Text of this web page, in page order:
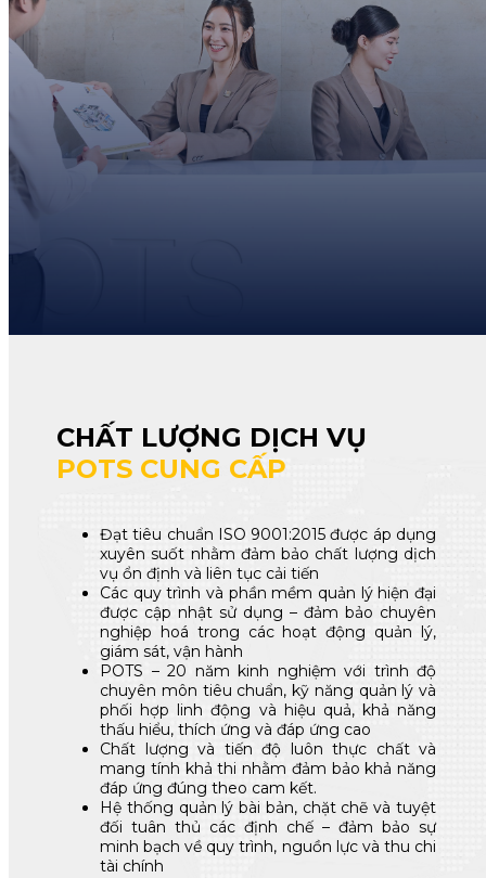
CHẤT LƯỢNG DỊCH VỤ
POTS CUNG CẤP
Đạt tiêu chuẩn ISO 9001:2015 được áp dụng
xuyên suốt nhằm đảm bảo chất lượng dịch
vụ ổn định và liên tục cải tiến
Các quy trình và phần mềm quản lý hiện đại
được cập nhật sử dụng – đảm bảo chuyên
nghiệp hoá trong các hoạt động quản lý,
giám sát, vận hành
POTS – 20 năm kinh nghiệm với trình độ
chuyên môn tiêu chuẩn, kỹ năng quản lý và
phối hợp linh động và hiệu quả, khả năng
thấu hiểu, thích ứng và đáp ứng cao
Chất lượng và tiến độ luôn thực chất và
mang tính khả thi nhằm đảm bảo khả năng
đáp ứng đúng theo cam kết.
Hệ thống quản lý bài bản, chặt chẽ và tuyệt
đối tuân thủ các định chế – đảm bảo sự
minh bạch về quy trình, nguồn lực và thu chi
tài chính